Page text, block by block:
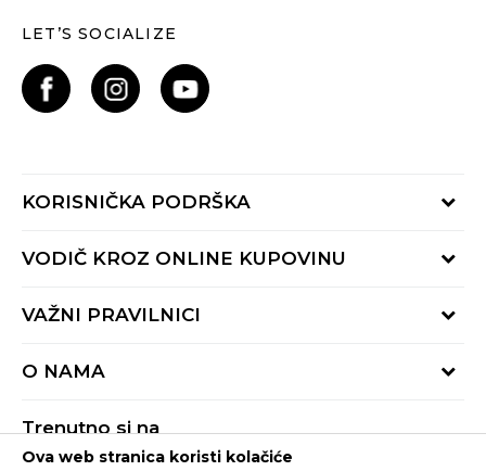
LET’S SOCIALIZE
KORISNIČKA PODRŠKA
Provjeri status porudžbine
Radno vrijeme 9-16h
VODIČ KROZ ONLINE KUPOVINU
Načini isporuke
Reklamacije
VAŽNI PRAVILNICI
Pravila Sport&Bonus programa
O NAMA
Trenutno si na
Buzz Crna Gora PROMIJENI
Ova web stranica koristi kolačiće